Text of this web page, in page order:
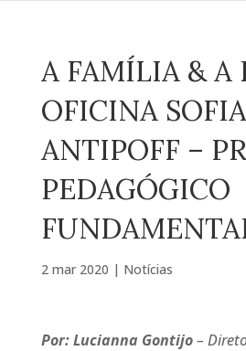
A FAMÍLIA & A
OFICINA SOFIA
ANTIPOFF –
PEDAGÓGICO
2 mar 2020 | Notícias
Por: Lucianna Gontijo–